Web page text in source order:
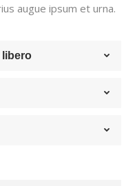
augue ipsum et urna.
libero